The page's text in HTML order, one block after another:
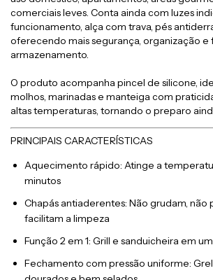
comerciais leves. Conta ainda com luzes
funcionamento, alça com trava, pés
oferecendo mais segurança, organização e
armazenamento.
O produto acompanha pincel de silicone,
molhos, marinadas e manteiga com
altas temperaturas, tornando o preparo
PRINCIPAIS CARACTERÍSTICAS
Aquecimento rápido: Atinge a
minutos
Chapás antiaderentes: Não grudam, não
facilitam a limpeza
Função 2 em 1: Grill e sanduicheira em
Fechamento com pressão uniforme: